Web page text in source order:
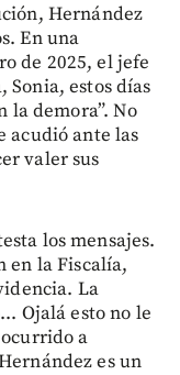
Hernández
En una
de 2025, el jefe
Sonia, estos días
la demora”. No
acudió ante las
valer sus
los mensajes.
en la Fiscalía,
La
Ojalá esto no le
a
es un